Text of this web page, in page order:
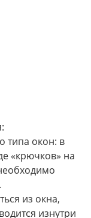
типа окон: в
«крючков» на
из окна,
изнутри